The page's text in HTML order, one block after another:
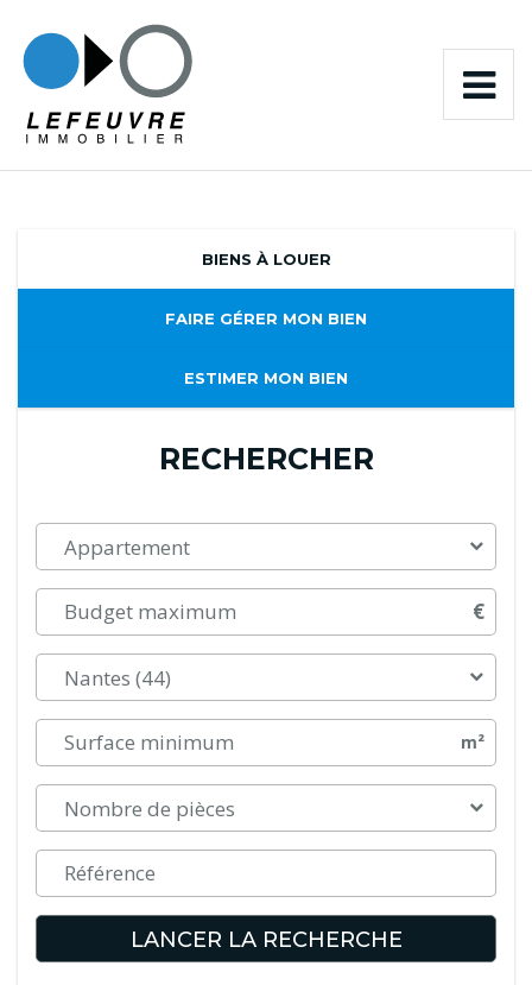
BIENS À LOUER
FAIRE GÉRER MON BIEN
ESTIMER MON BIEN
RECHERCHER
Appartement
€
Nantes (44)
m²
Nombre de pièces
LANCER LA RECHERCHE